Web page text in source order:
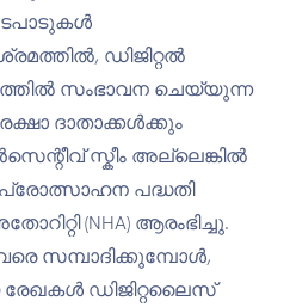
ഡിജിറ്റൽ
സംഭാവന ചെയ്യുന്ന
ദാതാക്കൾക്കും
സ്കീം അല്ലെങ്കിൽ
പ്രോത്സാഹന പദ്ധതി
(NHA) ആരംഭിച്ചു.
വരെ സമ്പാദിക്കുമ്പോൾ,
ഡിജിറ്റലൈസ്